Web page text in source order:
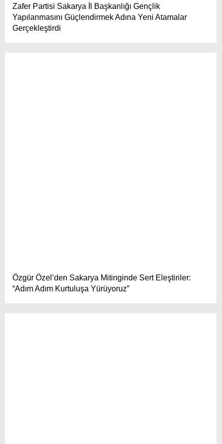
Zafer Partisi Sakarya İl Başkanlığı Gençlik
Yapılanmasını Güçlendirmek Adına Yeni Atamalar
Gerçekleştirdi
Özgür Özel’den Sakarya Mitinginde Sert Eleştiriler:
“Adım Adım Kurtuluşa Yürüyoruz”